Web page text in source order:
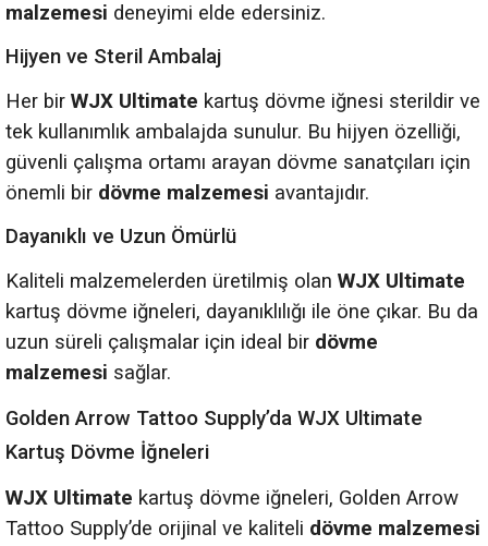
malzemesi deneyimi elde edersiniz.
Hijyen ve Steril Ambalaj
Her bir WJX Ultimate kartuş dövme iğnesi sterildir ve
tek kullanımlık ambalajda sunulur. Bu hijyen özelliği,
güvenli çalışma ortamı arayan dövme sanatçıları için
önemli bir dövme malzemesi avantajıdır.
Dayanıklı ve Uzun Ömürlü
Kaliteli malzemelerden üretilmiş olan WJX Ultimate
kartuş dövme iğneleri, dayanıklılığı ile öne çıkar. Bu da
uzun süreli çalışmalar için ideal bir dövme
malzemesi sağlar.
Golden Arrow Tattoo Supply’da WJX Ultimate
Kartuş Dövme İğneleri
WJX Ultimate kartuş dövme iğneleri, Golden Arrow
Tattoo Supply’de orijinal ve kaliteli dövme malzemesi